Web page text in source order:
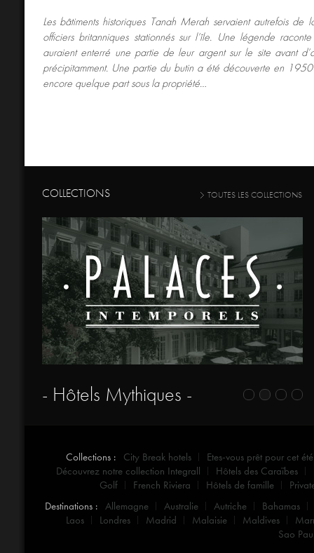
Les bâtiments historiques Tanah Merah servaient autrefois de
officiers britanniques stationnés sur l’île. Une légende
auraient enterré une partie de leur argent sur le site avant
précipitamment. Une partie du butin a été découverte en 1950
encore quelque part sous la propriété…
COLLECTIONS TOUTES LES COLLECTIONS
- Hôtels Mythiques -
Collections : City Break hotels
Etes-vous prêt pour cet été
Découvrez notre collection Integrall
Hôtels des Caraïbes
Golf
French Riviera Hôtels de famille
Destinations : Allemagne Australie Autriche
Bahamas
Laos
Londres Madrid Malaisie Maldives
Sao